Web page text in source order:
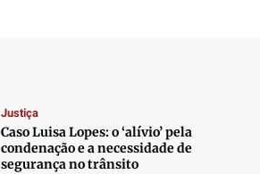
Justiça
Caso Luisa Lopes: o ‘alívio’ pela
condenação e a necessidade de
segurança no trânsito